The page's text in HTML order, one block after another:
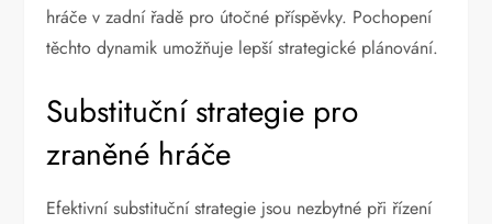
hráče v zadní řadě pro útočné příspěvky. Pochopení
těchto dynamik umožňuje lepší strategické plánování.
Substituční strategie pro
zraněné hráče
Efektivní substituční strategie jsou nezbytné při řízení